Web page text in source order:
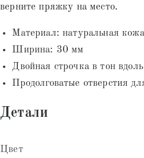
верните пряжку на место.
Материал: натуральная
Ширина: 30 мм
Двойная строчка в тон
Продолговатые отверстия
Детали
Цвет